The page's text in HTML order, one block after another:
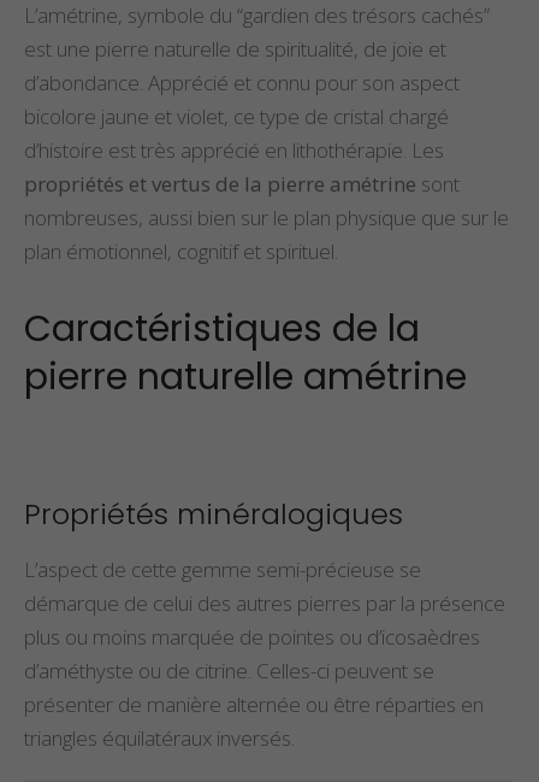
L’amétrine, symbole du “gardien des trésors cachés”
est une pierre naturelle de spiritualité, de joie et
d’abondance. Apprécié et connu pour son aspect
bicolore jaune et violet, ce type de cristal chargé
d’histoire est très apprécié en lithothérapie. Les
propriétés et vertus de la pierre amétrine sont
nombreuses, aussi bien sur le plan physique que sur le
plan émotionnel, cognitif et spirituel.
Caractéristiques de la
pierre naturelle amétrine
Propriétés minéralogiques
L’aspect de cette gemme semi-précieuse se
démarque de celui des autres pierres par la présence
plus ou moins marquée de pointes ou d’icosaèdres
d’améthyste ou de citrine. Celles-ci peuvent se
présenter de manière alternée ou être réparties en
triangles équilatéraux inversés.